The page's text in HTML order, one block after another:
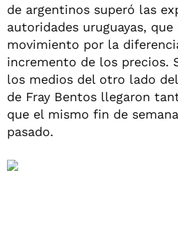
de argentinos superó las
autoridades uruguayas,
movimiento por la
incremento de los precios.
los medios del otro lado
de Fray Bentos llegaron
que el mismo fin de
pasado.